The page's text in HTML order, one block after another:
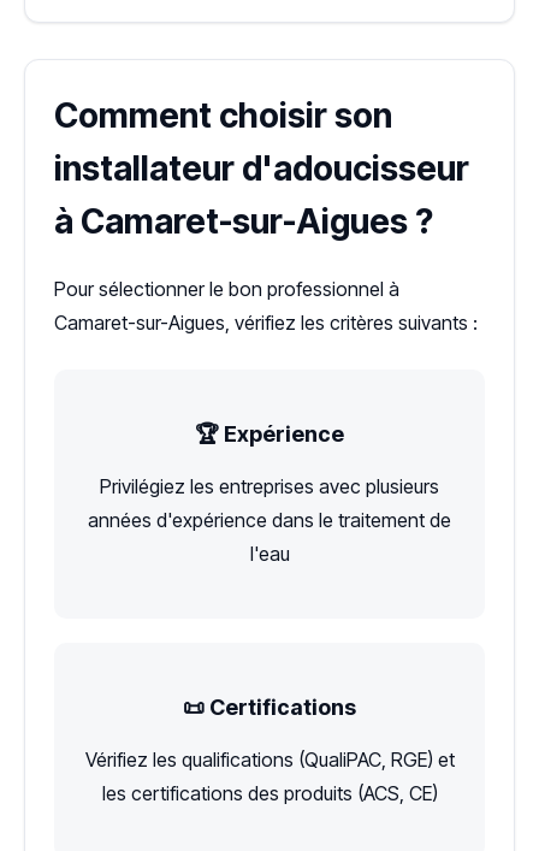
Comment choisir son
installateur d'adoucisseur
à Camaret-sur-Aigues ?
Pour sélectionner le bon professionnel à
Camaret-sur-Aigues, vérifiez les critères suivants :
🏆 Expérience
Privilégiez les entreprises avec plusieurs
années d'expérience dans le traitement de
l'eau
📜 Certifications
Vérifiez les qualifications (QualiPAC, RGE) et
les certifications des produits (ACS, CE)